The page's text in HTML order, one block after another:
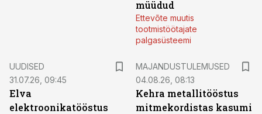
müüdud
Ettevõte muutis
tootmistöötajate
palgasüsteemi
UUDISED
31.07.26, 09:45
Elva
elektroonikatööstus
MAJANDUSTULEMUSED
04.08.26, 08:13
Kehra metallitööstus
mitmekordistas kasumi